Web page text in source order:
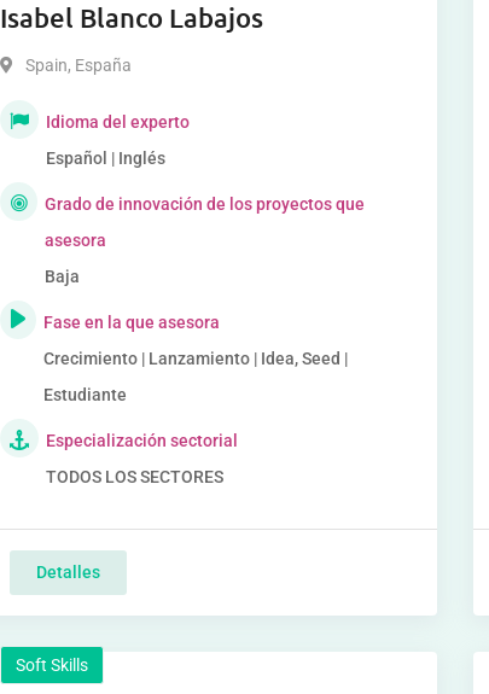
Isabel Blanco Labajos
Spain, España
Idioma del experto
Español | Inglés
Grado de innovación de los proyectos que
asesora
Baja
Fase en la que asesora
Crecimiento | Lanzamiento | Idea, Seed |
Estudiante
Especialización sectorial
TODOS LOS SECTORES
Detalles
Soft Skills